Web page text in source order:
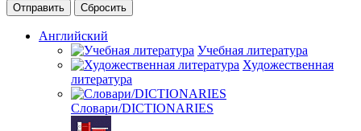
Сбросить
Английский
Учебная литература
Художественная
литература
Словари/DICTIONARIES